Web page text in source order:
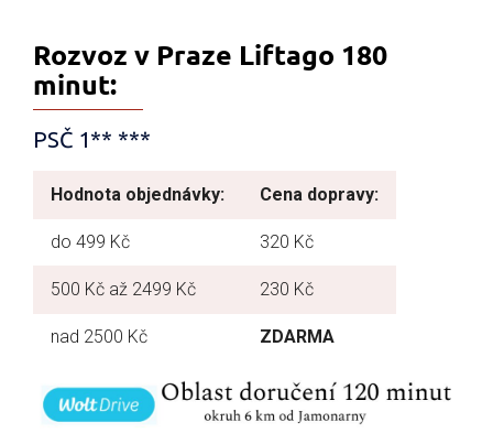
Rozvoz v Praze Liftago 180
minut:
PSČ 1** ***
Hodnota objednávky: Cena dopravy:
do 499 Kč 320 Kč
500 Kč až 2499 Kč 230 Kč
nad 2500 Kč ZDARMA